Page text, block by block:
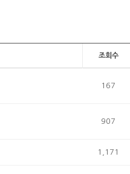
조회수
167
907
1,171